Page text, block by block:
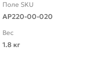
Поле SKU
АР220-00-020
Вес
1.8 кг